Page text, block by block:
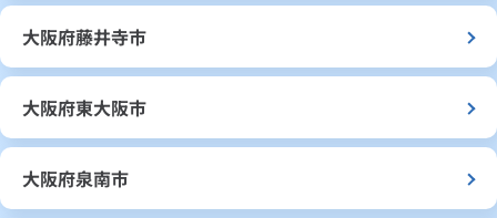
大阪府藤井寺市
大阪府東大阪市
大阪府泉南市